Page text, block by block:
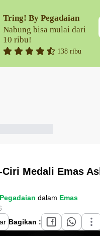
Tring! By Pegadaian
Nabung bisa mulai dari
10 ribu!
138 ribu
Medali Emas
dalam Emas
Bagikan :